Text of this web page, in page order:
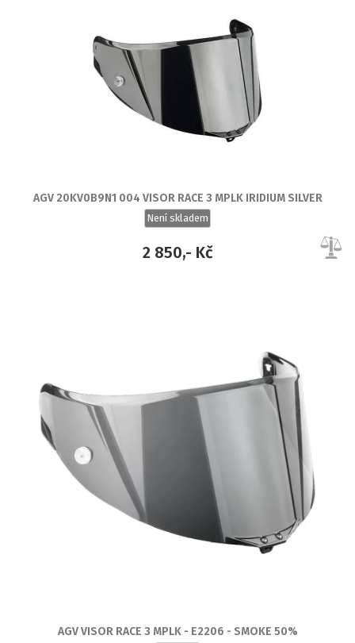
AGV 20KV0B9N1 004 VISOR RACE 3 MPLK IRIDIUM SILVER
Není skladem
2 850,- Kč
AGV VISOR RACE 3 MPLK - E2206 - SMOKE 50%